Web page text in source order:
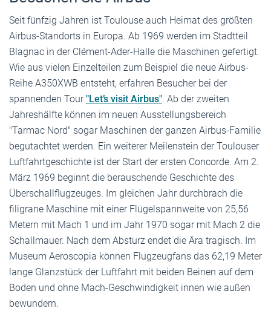
Seit fünfzig Jahren ist Toulouse auch Heimat des größten
Airbus-Standorts in Europa. Ab 1969 werden im Stadtteil
Blagnac in der Clément-Ader-Halle die Maschinen gefertigt.
Wie aus vielen Einzelteilen zum Beispiel die neue Airbus-
Reihe A350XWB entsteht, erfahren Besucher bei der
spannenden Tour"Let’s visit Airbus". Ab der zweiten
Jahreshälfte können im neuen Ausstellungsbereich
"Tarmac Nord" sogar Maschinen der ganzen Airbus-Familie
begutachtet werden. Ein weiterer Meilenstein der Toulouser
Luftfahrtgeschichte ist der Start der ersten Concorde. Am 2.
März 1969 beginnt die berauschende Geschichte des
Überschallflugzeuges. Im gleichen Jahr durchbrach die
filigrane Maschine mit einer Flügelspannweite von 25,56
Metern mit Mach 1 und im Jahr 1970 sogar mit Mach 2 die
Schallmauer. Nach dem Absturz endet die Ära tragisch. Im
Museum Aeroscopia können Flugzeugfans das 62,19 Meter
lange Glanzstück der Luftfahrt mit beiden Beinen auf dem
Boden und ohne Mach-Geschwindigkeit innen wie außen
bewundern.